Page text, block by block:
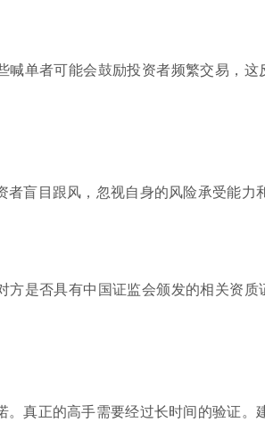
喊单者可能会鼓励投资者频繁交易，
盲目跟风，忽视自身的风险承受能力
方是否具有中国证监会颁发的相关资
真正的高手需要经过长时间的验证。